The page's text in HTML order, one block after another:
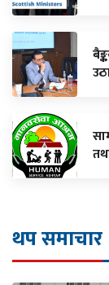
थप समाचार